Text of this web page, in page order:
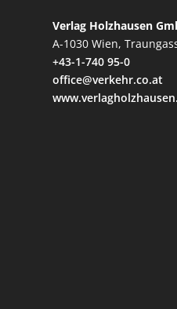
Verlag Holzhausen
A-1030 Wien,
+43-1-740 95-0
office@verkehr.co.at